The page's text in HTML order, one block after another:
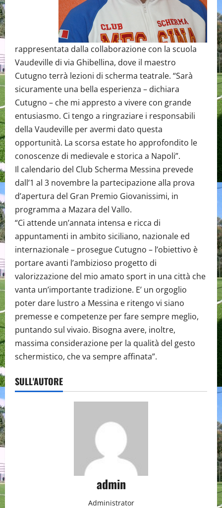
rappresentata dalla collaborazione con la scuola
Vaudeville di via Ghibellina, dove il maestro
Cutugno terrà lezioni di scherma teatrale. “Sarà
sicuramente una bella esperienza – dichiara
Cutugno – che mi appresto a vivere con grande
entusiasmo. Ci tengo a ringraziare i responsabili
della Vaudeville per avermi dato questa
opportunità. La scorsa estate ho approfondito le
conoscenze di medievale e storica a Napoli”.
Il calendario del Club Scherma Messina prevede
dall’1 al 3 novembre la partecipazione alla prova
d’apertura del Gran Premio Giovanissimi, in
programma a Mazara del Vallo.
“Ci attende un’annata intensa e ricca di
appuntamenti in ambito siciliano, nazionale ed
internazionale – prosegue Cutugno – l’obiettivo è
portare avanti l’ambizioso progetto di
valorizzazione del mio amato sport in una città che
vanta un’importante tradizione. E’ un orgoglio
poter dare lustro a Messina e ritengo vi siano
premesse e competenze per fare sempre meglio,
puntando sul vivaio. Bisogna avere, inoltre,
massima considerazione per la qualità del gesto
schermistico, che va sempre affinata”.
SULL'AUTORE
admin
Administrator